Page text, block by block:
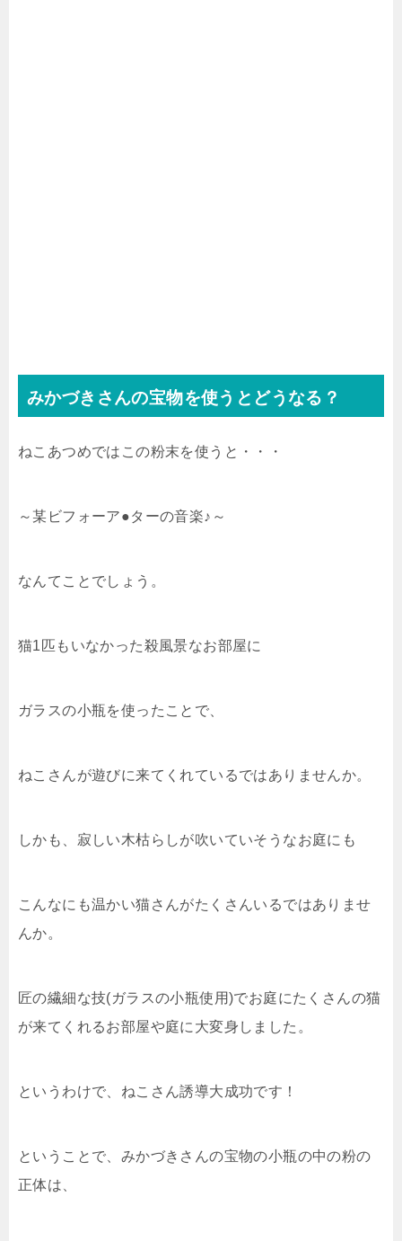
みかづきさんの宝物を使うとどうなる？
ねこあつめではこの粉末を使うと・・・
～某ビフォーア●ターの音楽♪～
なんてことでしょう。
猫1匹もいなかった殺風景なお部屋に
ガラスの小瓶を使ったことで、
ねこさんが遊びに来てくれているではありませんか。
しかも、寂しい木枯らしが吹いていそうなお庭にも
こんなにも温かい猫さんがたくさんいるではありませ
んか。
匠の繊細な技(ガラスの小瓶使用)でお庭にたくさんの猫
が来てくれるお部屋や庭に大変身しました。
というわけで、ねこさん誘導大成功です！
ということで、みかづきさんの宝物の小瓶の中の粉の
正体は、